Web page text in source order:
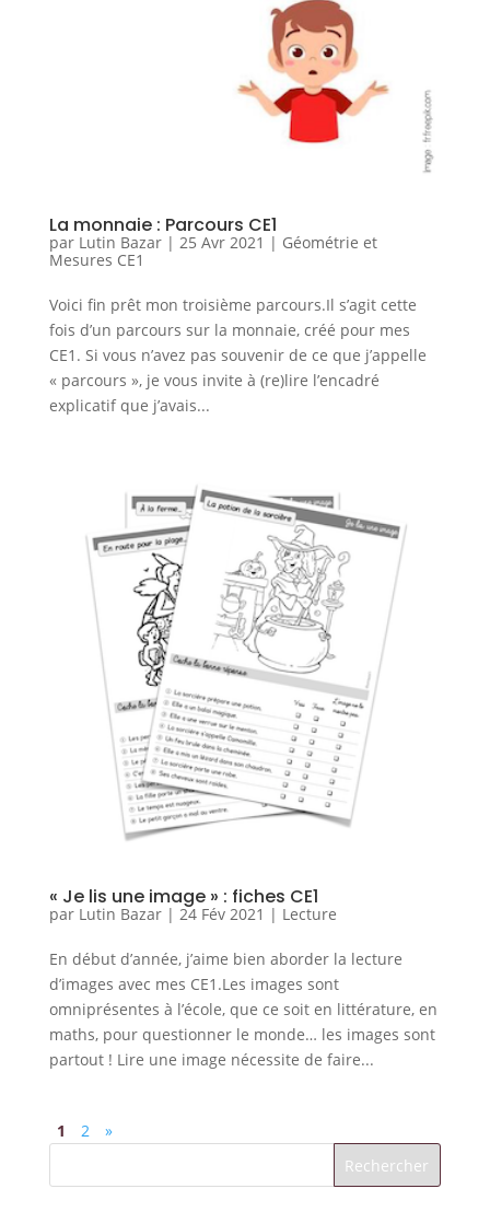
La monnaie : Parcours CE1
par Lutin Bazar| 25 Avr 2021 | Géométrie et
Mesures CE1
Voici fin prêt mon troisième parcours.Il s’agit cette
fois d’un parcours sur la monnaie, créé pour mes
CE1. Si vous n’avez pas souvenir de ce que j’appelle
« parcours », je vous invite à (re)lire l’encadré
explicatif que j’avais...
« Je lis une image » : fiches CE1
par Lutin Bazar| 24 Fév 2021 | Lecture
En début d’année, j’aime bien aborder la lecture
d’images avec mes CE1.Les images sont
omniprésentes à l’école, que ce soit en littérature, en
maths, pour questionner le monde… les images sont
partout ! Lire une image nécessite de faire...
1 2 »